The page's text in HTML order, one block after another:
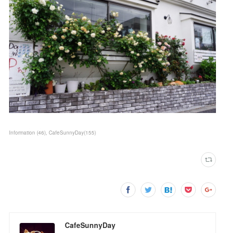
Information (46) CafeSunnyDay(155)
CafeSunnyDay